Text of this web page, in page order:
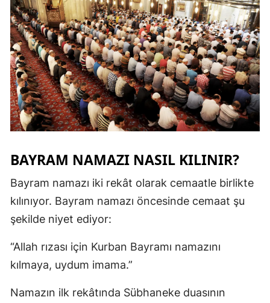
BAYRAM NAMAZI NASIL KILINIR?
Bayram namazı iki rekât olarak cemaatle birlikte
kılınıyor. Bayram namazı öncesinde cemaat şu
şekilde niyet ediyor:
“Allah rızası için Kurban Bayramı namazını
kılmaya, uydum imama.”
Namazın ilk rekâtında Sübhaneke duasının